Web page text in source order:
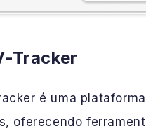
Tracker
é uma
oferecendo